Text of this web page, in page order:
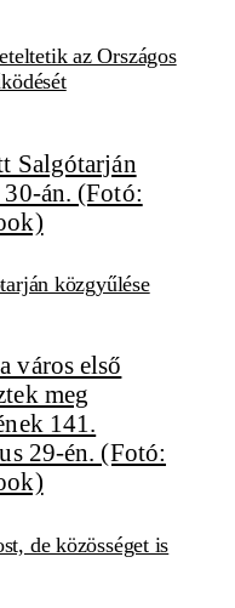
az Országos
közgyűlése
de közösséget is